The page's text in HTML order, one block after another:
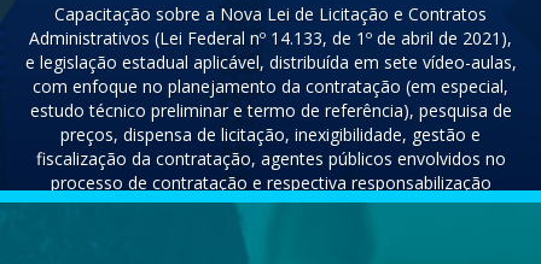
Capacitação sobre a Nova Lei de Licitação e Contratos
Administrativos (Lei Federal nº 14.133, de 1º de abril de 2021),
e legislação estadual aplicável, distribuída em sete vídeo-aulas,
com enfoque no planejamento da contratação (em especial,
estudo técnico preliminar e termo de referência), pesquisa de
preços, dispensa de licitação, inexigibilidade, gestão e
fiscalização da contratação, agentes públicos envolvidos no
processo de contratação e respectiva responsabilização